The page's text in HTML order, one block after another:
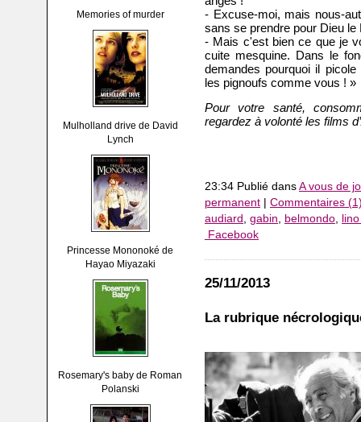
Memories of murder
Mulholland drive de David
Lynch
Princesse Mononoké de
Hayao Miyazaki
Rosemary's baby de Roman
Polanski
- Excuse-moi, mais nous-
sans se prendre pour Dieu le
- Mais c'est bien ce que je
cuite mesquine. Dans le
demandes pourquoi il
les pignoufs comme vous ! »
Pour votre santé,
regardez à volonté les films
23:34 Publié dans A vous de
permanent
Commentaires
audiard , gabin, belmondo,
Facebook
25/11/2013
La rubrique